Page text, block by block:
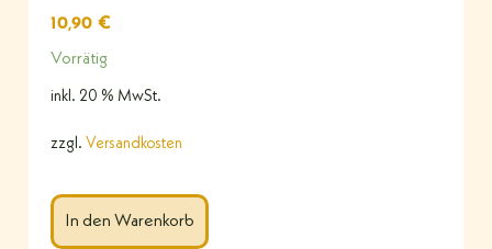
10,90 €
Vorrätig
inkl. 20 % MwSt.
zzgl. Versandkosten
In den Warenkorb